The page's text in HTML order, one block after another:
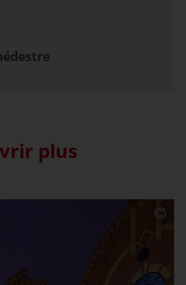
plus